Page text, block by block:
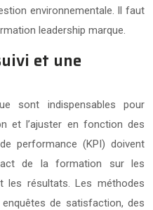
environnementale. Il faut
leadership marque.
et une
sont indispensables pour
et l’ajuster en fonction des
performance (KPI) doivent
de la formation sur les
les résultats. Les méthodes
enquêtes de satisfaction, des